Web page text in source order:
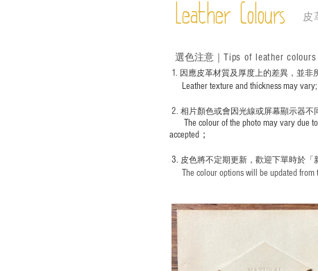
Leather Colours 皮
1. ​ 因應皮革材質及厚度上的差異，並非
Leather texture and thickness may vary;
2. 相片顏色或會因光線或屏幕顯示器不
The colour of the photo may vary due
accepted；
3. 皮色將不定期更新，歡迎下單時於「
The colour options will be updated from
選色注意｜ Tips of leather colours